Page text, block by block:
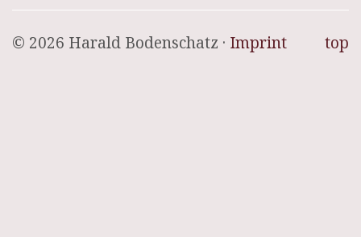
top
© 2026 Harald Bodenschatz · Imprint